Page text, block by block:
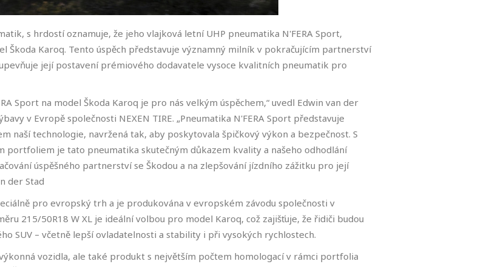
s hrdostí oznamuje, že jeho vlajková letní UHP pneumatika N'FERA Sport,
Škoda Karoq. Tento úspěch představuje významný milník v pokračujícím partnerství
její postavení prémiového dodavatele vysoce kvalitních pneumatik pro
Sport na model Škoda Karoq je pro nás velkým úspěchem,“ uvedl Edwin van der
v Evropě společnosti NEXEN TIRE. „Pneumatika N'FERA Sport představuje
naší technologie, navržená tak, aby poskytovala špičkový výkon a bezpečnost. S
portfoliem je tato pneumatika skutečným důkazem kvality a našeho odhodlání
úspěšného partnerství se Škodou a na zlepšování jízdního zážitku pro její
der Stad
pro evropský trh a je produkována v evropském závodu společnosti v
215/50R18 W XL je ideální volbou pro model Karoq, což zajišťuje, že řidiči budou
SUV – včetně lepší ovladatelnosti a stability i při vysokých rychlostech.
vozidla, ale také produkt s největším počtem homologací v rámci portfolia